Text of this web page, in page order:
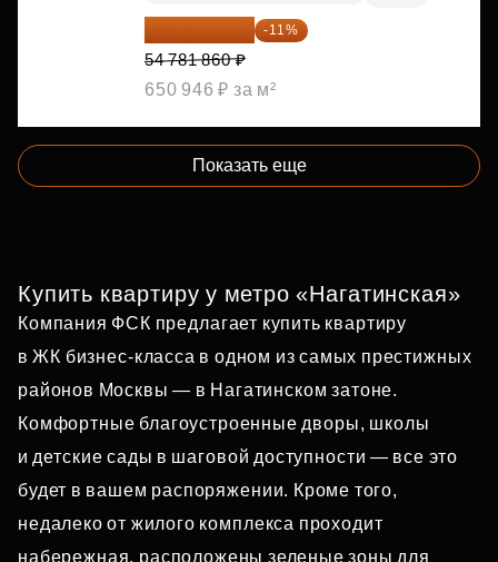
48 755 855 ₽ -11%
54 781 860 ₽
650 946 ₽ за м²
Показать еще
Купить квартиру у метро «Нагатинская»
Компания ФСК предлагает купить квартиру
в ЖК бизнес‑класса в одном из самых престижных
районов Москвы — в Нагатинском затоне.
Комфортные благоустроенные дворы, школы
и детские сады в шаговой доступности — все это
будет в вашем распоряжении. Кроме того,
недалеко от жилого комплекса проходит
набережная, расположены зеленые зоны для